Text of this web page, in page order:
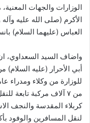
الوزارات والجهات
الأكرم (صلى الله عليه
العباس (عليهما السلام)
واضاف السيد السعداوي،
أبي الأحرار (عليه
للوزارة من وكلاء
من ٧ آلاف مركبة
كربلاء المقدسة والنجف